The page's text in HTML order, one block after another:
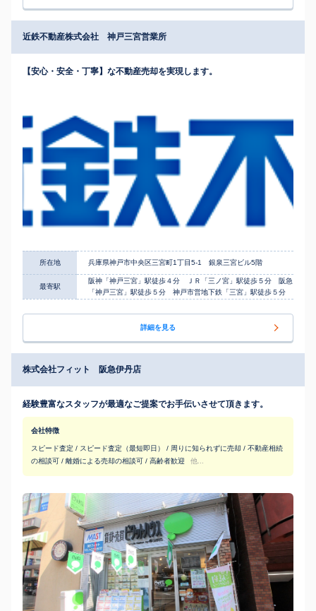
近鉄不動産株式会社 神戸三宮営業所
【安心・安全・丁寧】な不動産売却を実現します。
所在地 兵庫県神戸市中央区三宮町1丁目5-1 銀泉三宮ビル5階
最寄駅
阪神「神戸三宮」駅徒歩４分 ＪＲ「三ノ宮」駅徒歩５分 阪急
「神戸三宮」駅徒歩５分 神戸市営地下鉄「三宮」駅徒歩５分
詳細を見る
株式会社フィット 阪急伊丹店
経験豊富なスタッフが最適なご提案でお手伝いさせて頂きます。
会社特徴
スピード査定 / スピード査定（最短即日） / 周りに知られずに売却 / 不動産相続
の相談可 / 離婚による売却の相談可 / 高齢者歓迎
他...